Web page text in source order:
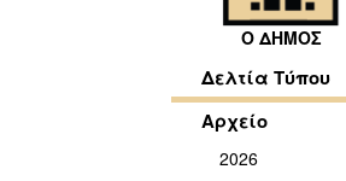
Ο ΔΗΜΟΣ
Δελτία Τύπου
Αρχείο
2026